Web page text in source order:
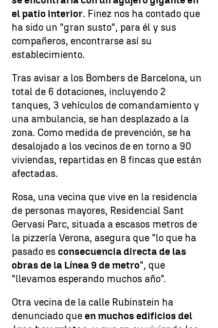
el patio interior. Finez nos ha contado que
ha sido un "gran susto", para él y sus
compañeros, encontrarse así su
establecimiento.
Tras avisar a los Bombers de Barcelona, un
total de 6 dotaciones, incluyendo 2
tanques, 3 vehículos de comandamiento y
una ambulancia, se han desplazado a la
zona. Como medida de prevención, se ha
desalojado a los vecinos de en torno a 90
viviendas, repartidas en 8 fincas que están
afectadas.
Rosa, una vecina que vive en la residencia
de personas mayores, Residencial Sant
Gervasi Parc, situada a escasos metros de
la pizzería Verona, asegura que "lo que ha
pasado es consecuencia directa de las
obras de la Línea 9 de metro", que
"llevamos esperando muchos año".
Otra vecina de la calle Rubinstein ha
denunciado que en muchos edificios del